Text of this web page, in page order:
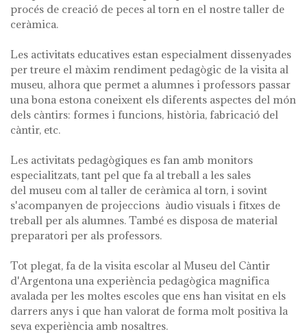
procés de creació de peces al torn en el nostre taller de
ceràmica.
Les activitats educatives estan especialment dissenyades
per treure el màxim rendiment pedagògic de la visita al
museu, alhora que permet a alumnes i professors passar
una bona estona coneixent els diferents aspectes del món
dels càntirs: formes i funcions, història, fabricació del
càntir, etc.
Les activitats pedagògiques es fan amb monitors
especialitzats, tant pel que fa al treball a les sales
del museu com al taller de ceràmica al torn, i sovint
s'acompanyen de projeccions àudio visuals i fitxes de
treball per als alumnes. També es disposa de material
preparatori per als professors.
Tot plegat, fa de la visita escolar al Museu del Càntir
d'Argentona una experiència pedagògica magnifica
avalada per les moltes escoles que ens han visitat en els
darrers anys i que han valorat de forma molt positiva la
seva experiència amb nosaltres.